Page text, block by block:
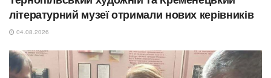
літературний музеї отримали нових керівників
04.08.2026